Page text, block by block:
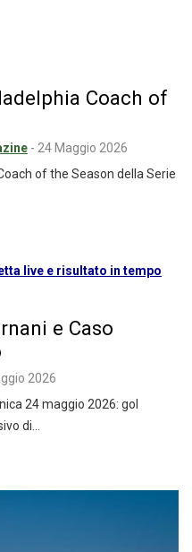
Coach of
- 24 Maggio 2026
of the Season della Serie
e Caso
2026
24 maggio 2026: gol
di…